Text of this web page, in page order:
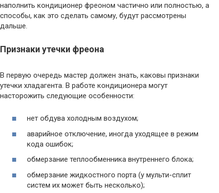
наполнить кондиционер фреоном частично или полностью, а
способы, как это сделать самому, будут рассмотрены
дальше.
Признаки утечки фреона
В первую очередь мастер должен знать, каковы признаки
утечки хладагента. В работе кондиционера могут
насторожить следующие особенности:
нет обдува холодным воздухом;
аварийное отключение, иногда уходящее в режим
кода ошибок;
обмерзание теплообменника внутреннего блока;
обмерзание жидкостного порта (у мульти-сплит
систем их может быть несколько);